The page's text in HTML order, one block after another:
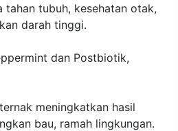
tahan tubuh, kesehatan otak,
darah tinggi.
dan Postbiotik,
meningkatkan hasil
bau, ramah lingkungan.